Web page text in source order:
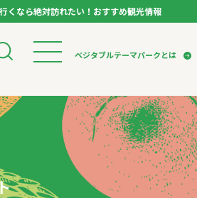
くなら絶対訪れたい！おすすめ観光情報
ベジタブルテーマパークとは
検索
ベジタブルテーマパークとは
VTPキャストミーティング
パートナー企業について
市長インタビュー
生産者インタビュー
アンバサダー
お役立ち情報